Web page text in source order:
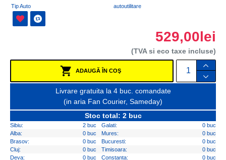
Tip Auto
autoutilitare
529,00lei
(TVA si eco taxe incluse)
ADAUGĂ ÎN COŞ
Livrare gratuita la 4 buc. comandate
(in aria Fan Courier, Sameday)
Stoc total: 2 buc
Sibiu: 2 buc Galati:
0 buc
Alba:
0 buc Mures:
0 buc
Brasov:
0 buc Bucuresti:
0 buc
Cluj:
0 buc Timisoara:
0 buc
Deva:
0 buc Constanta: 0 buc